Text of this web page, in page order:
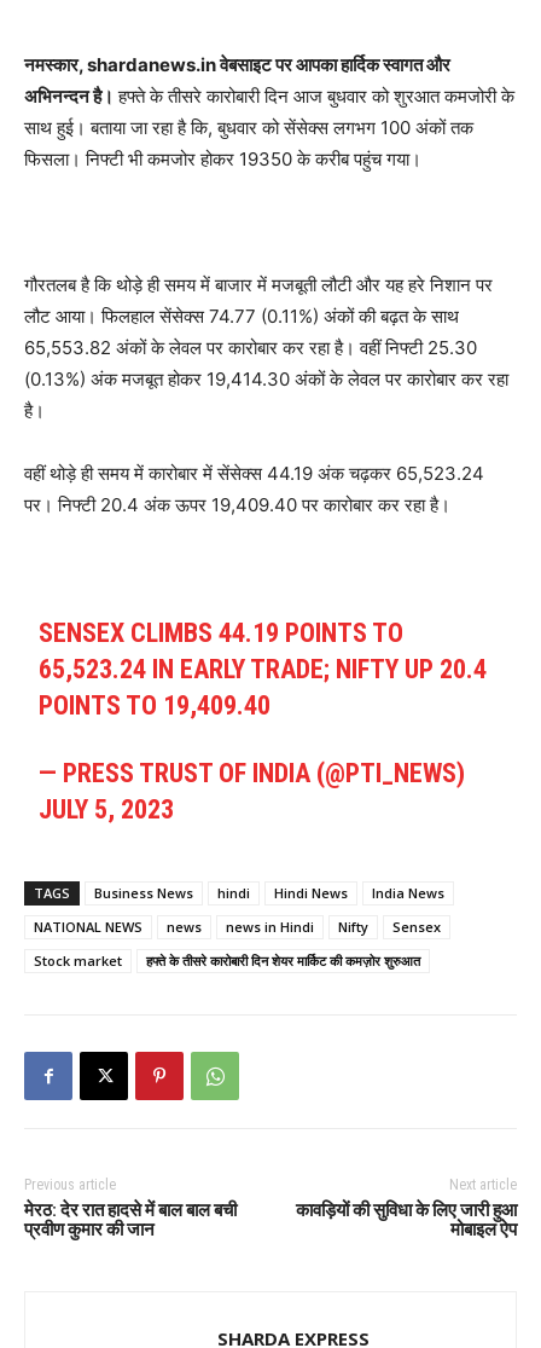
नमस्कार, shardanews.in वेबसाइट पर आपका हार्दिक स्वागत और
अभिनन्दन है। हफ्ते के तीसरे कारोबारी दिन आज बुधवार को शुरआत कमजोरी के
साथ हुई। बताया जा रहा है कि, बुधवार को सेंसेक्स लगभग 100 अंकों तक
फिसला। निफ्टी भी कमजोर होकर 19350 के करीब पहुंच गया।
गौरतलब है कि थोड़े ही समय में बाजार में मजबूती लौटी और यह हरे निशान पर
लौट आया। फिलहाल सेंसेक्स 74.77 (0.11%) अंकों की बढ़त के साथ
65,553.82 अंकों के लेवल पर कारोबार कर रहा है। वहीं निफ्टी 25.30
(0.13%) अंक मजबूत होकर 19,414.30 अंकों के लेवल पर कारोबार कर रहा
है।
वहीं थोड़े ही समय मेंकारोबार में सेंसेक्स 44.19 अंक चढ़कर 65,523.24
पर। निफ्टी 20.4 अंक ऊपर 19,409.40 पर कारोबार कर रहा है।
SENSEX CLIMBS 44.19 POINTS TO
65,523.24 IN EARLY TRADE; NIFTY UP 20.4
POINTS TO 19,409.40
— PRESS TRUST OF INDIA (@PTI_NEWS)
JULY 5, 2023
TAGS Business News hindi Hindi News
India News
NATIONAL NEWS
news news in Hindi Nifty
Sensex
Stock market
हफ्ते के तीसरे कारोबारी दिन शेयर मार्किट की कमज़ोर शुरुआत
Previous article
मेरठ: देर रात हादसे में बाल बाल बची
प्रवीण कुमार की जान
Next article
कावड़ियों की सुविधा के लिए जारी हुआ
मोबाइल ऐप
SHARDA EXPRESS